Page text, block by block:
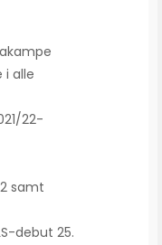
i alle
22-
samt
debut 25.